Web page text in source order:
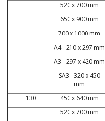
520 x 700 mm
650 x 900 mm
700 x 1000 mm
A4 - 210 x 297 mm
A3 - 297 x 420 mm
SA3 - 320 x 450
mm
130 450 x 640 mm
520 x 700 mm